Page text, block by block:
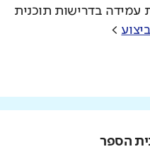
בדרישות תוכנית
>
הספר